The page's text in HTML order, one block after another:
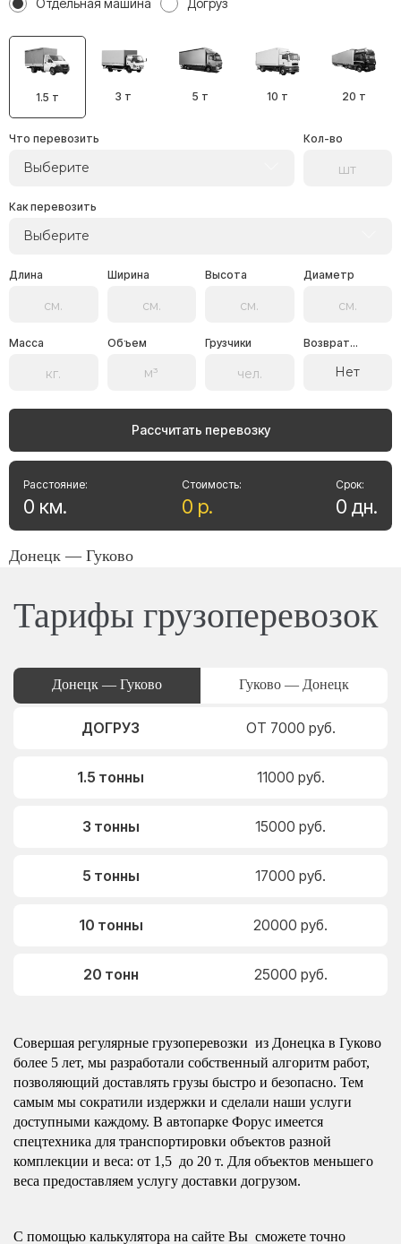
Отдельная машина Догруз
1.5 т 3 т 5 т 10 т 20 т
Что перевозить
Выберите
Кол-во
Как перевозить
Выберите
Длина Ширина Высота Диаметр
Масса Объем Грузчики Возврат...
Нет
Рассчитать перевозку
Стоимость:
0 р.
Расстояние:
0 км.
Срок:
0 дн.
Донецк — Гуково
Тарифы грузоперевозок
Донецк — Гуково Гуково — Донецк
ДОГРУЗ ОТ 7000 руб.
1.5 тонны 11000 руб.
3 тонны 15000 руб.
5 тонны 17000 руб.
10 тонны 20000 руб.
20 тонн 25000 руб.
Совершая регулярные грузоперевозки из Донецка в Гуково
более 5 лет, мы разработали собственный алгоритм работ,
позволяющий доставлять грузы быстро и безопасно. Тем
самым мы сократили издержки и сделали наши услуги
доступными каждому. В автопарке Форус имеется
спецтехника для транспортировки объектов разной
комплекции и веса: от 1,5 до 20 т. Для объектов меньшего
веса предоставляем услугу доставки догрузом.
С помощью калькулятора на сайте Вы сможете точно